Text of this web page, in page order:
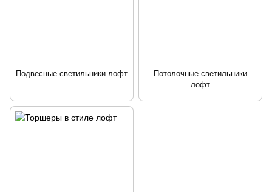
Подвесные светильники лофт
Потолочные светильники
лофт